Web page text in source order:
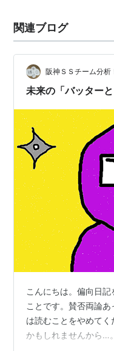
ア
メディア:
CD
購入: 3人 クリック
: 22
この商品を含むブログ
関連ブログ
阪神ＳＳチーム分析
未来の「バッター
こんにちは。偏向日
ことです。賛否両論
は読むことをやめて
かもしれませんから…。